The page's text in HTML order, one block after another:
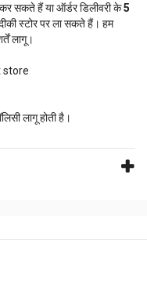
सकते हैं या ऑर्डर डिलीवरी के5
स्टोर पर ला सकते हैं। हम
लागू।
store
लागू होती है।